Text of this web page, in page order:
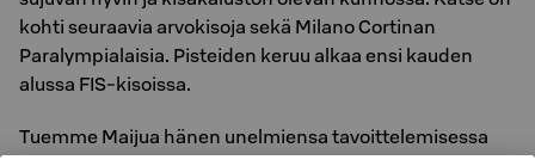
kohti seuraavia arvokisoja sekä Milano Cortinan
Paralympialaisia. Pisteiden keruu alkaa ensi kauden
alussa FIS-kisoissa.
Tuemme Maijua hänen unelmiensa tavoittelemisessa